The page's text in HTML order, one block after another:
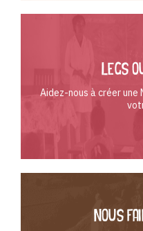
legs
Aidez-nous à créer une
Nous